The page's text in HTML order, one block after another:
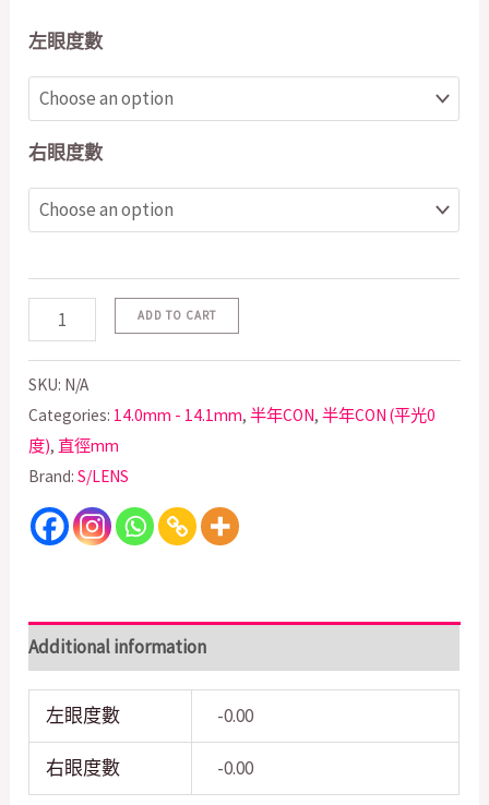
左眼度數
右眼度數
ADD TO CART
SKU: N/A
Categories: 14.0mm - 14.1mm,半年CON,半年CON (平光0
度), 直徑mm
Brand:S/LENS
Additional information
左眼度數 -0.00
右眼度數 -0.00